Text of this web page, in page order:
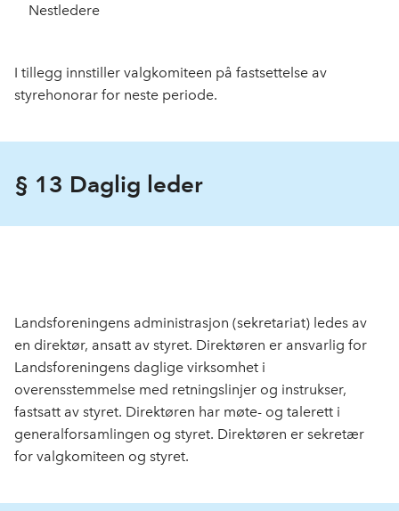
Nestledere
I tillegg innstiller valgkomiteen på fastsettelse av
styrehonorar for neste periode.
§ 13 Daglig leder
Landsforeningens administrasjon (sekretariat) ledes av
en direktør, ansatt av styret. Direktøren er ansvarlig for
Landsforeningens daglige virksomhet i
overensstemmelse med retningslinjer og instrukser,
fastsatt av styret. Direktøren har møte- og talerett i
generalforsamlingen og styret. Direktøren er sekretær
for valgkomiteen og styret.